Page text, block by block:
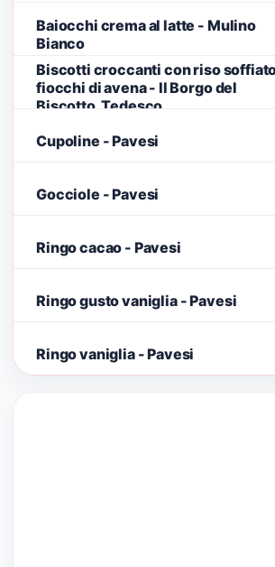
Baiocchi crema al latte - Mulino
Bianco
Biscotti croccanti con riso
fiocchi di avena - Il Borgo del
Biscotto, Tedesco
Cupoline - Pavesi
Gocciole - Pavesi
Ringo cacao - Pavesi
Ringo gusto vaniglia - Pavesi
Ringo vaniglia - Pavesi